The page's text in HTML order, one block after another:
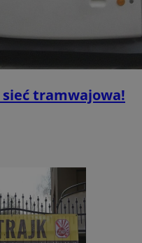
tramwajowa!